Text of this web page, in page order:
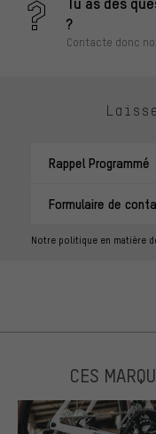
?
Contacte donc
Rappel Programmé
Formulaire de
Notre politique en matière
CES